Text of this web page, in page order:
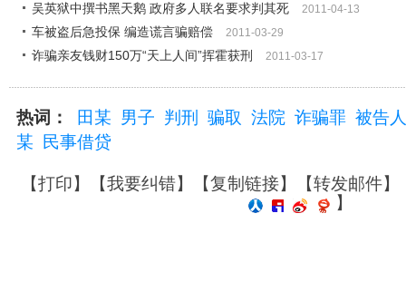
吴英狱中撰书黑天鹅 政府多人联名要求判其死 2011-04-13
车被盗后急投保 编造谎言骗赔偿 2011-03-29
诈骗亲友钱财150万“天上人间”挥霍获刑 2011-03-17
热词： 田某 男子 判刑 骗取 法院 诈骗罪 被告人
某
民事借贷
【打印】【我要纠错】【复制链接】【转发邮件】
】